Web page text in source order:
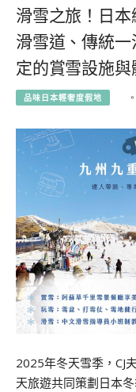
滑雪之旅！日
滑雪道、傳統
定的賞雪設施與
品味日本輕奢度假地
2025年冬天雪季，CJ
天旅遊共同策劃日本